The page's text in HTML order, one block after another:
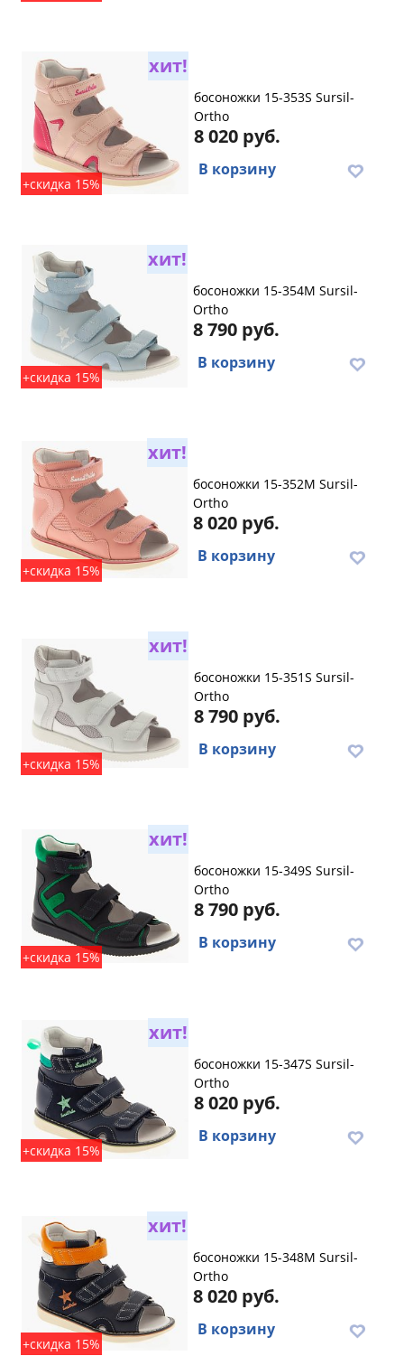
хит!
+скидка 15%
босоножки 15-353S Sursil-
Ortho
8 020 руб.
В корзину
хит!
+скидка 15%
босоножки 15-354M Sursil-
Ortho
8 790 руб.
В корзину
хит!
+скидка 15%
босоножки 15-352M Sursil-
Ortho
8 020 руб.
В корзину
хит!
+скидка 15%
босоножки 15-351S Sursil-
Ortho
8 790 руб.
В корзину
хит!
+скидка 15%
босоножки 15-349S Sursil-
Ortho
8 790 руб.
В корзину
хит!
+скидка 15%
босоножки 15-347S Sursil-
Ortho
8 020 руб.
В корзину
хит!
+скидка 15%
босоножки 15-348M Sursil-
Ortho
8 020 руб.
В корзину